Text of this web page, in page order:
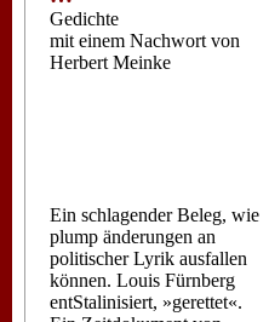
Gedichte
mit einem Nachwort von
Herbert Meinke
Ein schlagender Beleg, wie
plump änderungen an
politischer Lyrik ausfallen
können. Louis Fürnberg
entStalinisiert, »gerettet«.